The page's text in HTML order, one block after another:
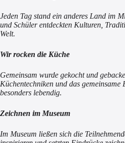
Jeden Tag stand ein anderes Land im
und Schüler entdeckten Kulturen,
Welt.
Wir rocken die Küche
Gemeinsam wurde gekocht und
Küchentechniken und das gemeinsame
besonders lebendig.
Zeichnen im Museum
Im Museum ließen sich die